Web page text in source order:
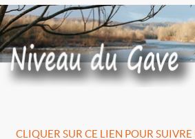
CLIQUER SUR CE LIEN POUR